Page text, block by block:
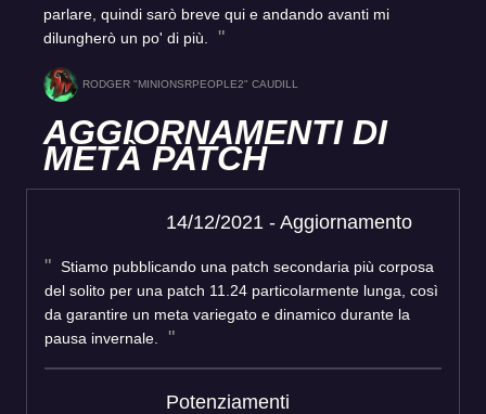
parlare, quindi sarò breve qui e andando avanti mi
dilungherò un po' di più.
RODGER "MINIONSRPEOPLE2" CAUDILL
AGGIORNAMENTI DI
METÀ PATCH
14/12/2021 - Aggiornamento
Stiamo pubblicando una patch secondaria più corposa
del solito per una patch 11.24 particolarmente lunga, così
da garantire un meta variegato e dinamico durante la
pausa invernale.
Potenziamenti